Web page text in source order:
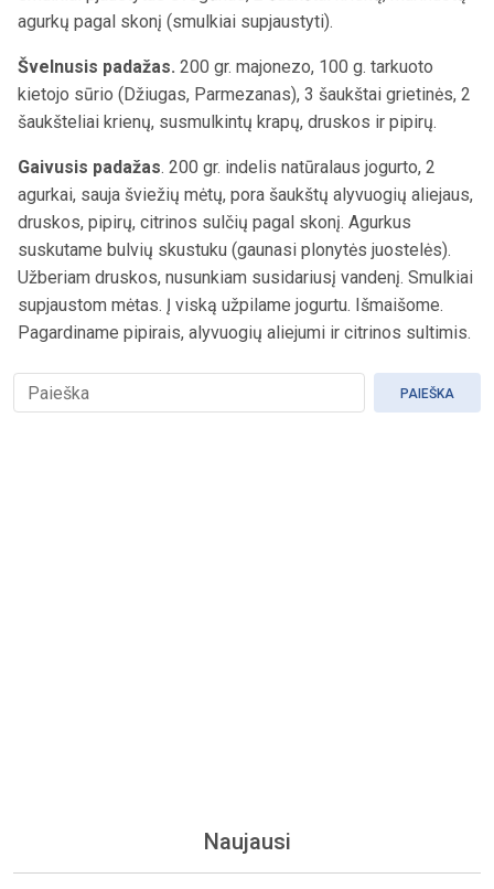
agurkų pagal skonį (smulkiai supjaustyti).
Švelnusis padažas. 200 gr. majonezo, 100 g. tarkuoto
kietojo sūrio (Džiugas, Parmezanas), 3 šaukštai grietinės, 2
šaukšteliai krienų, susmulkintų krapų, druskos ir pipirų.
Gaivusis padažas. 200 gr. indelis natūralaus jogurto, 2
agurkai, sauja šviežių mėtų, pora šaukštų alyvuogių aliejaus,
druskos, pipirų, citrinos sulčių pagal skonį. Agurkus
suskutame bulvių skustuku (gaunasi plonytės juostelės).
Užberiam druskos, nusunkiam susidariusį vandenį. Smulkiai
supjaustom mėtas. Į viską užpilame jogurtu. Išmaišome.
Pagardiname pipirais, alyvuogių aliejumi ir citrinos sultimis.
PAIEŠKA
Naujausi